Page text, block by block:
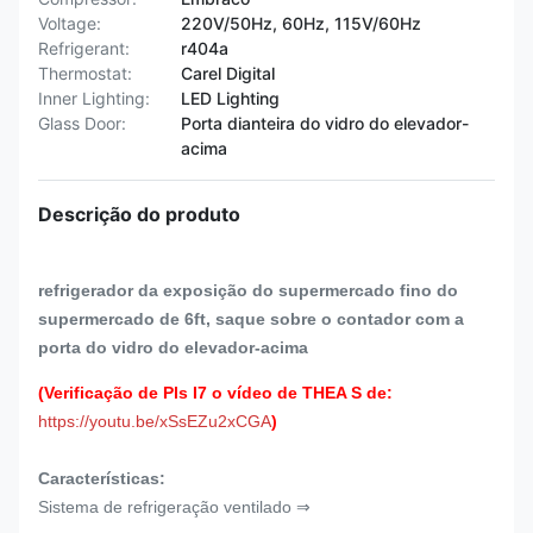
Voltage:
220V/50Hz, 60Hz, 115V/60Hz
Refrigerant:
r404a
Thermostat:
Carel Digital
Inner Lighting:
LED Lighting
Glass Door:
Porta dianteira do vidro do elevador-
acima
Descrição do produto
refrigerador da exposição do supermercado fino do
supermercado de 6ft, saque sobre o contador com a
porta do vidro do elevador-acima
(Verificação de Pls I7 o vídeo de THEA S de:
https://youtu.be/xSsEZu2xCGA)
Características:
Sistema de refrigeração ventilado ⇒